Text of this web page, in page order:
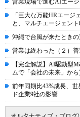
「巨大な万能HRエージ
と、マルチエージェン
沖縄で台風が来たとき
営業は終わった（２）
【完全解説】AI駆動型
ムで「会社の未来」か
前年同期比43%成長、
ド企業9社の影響